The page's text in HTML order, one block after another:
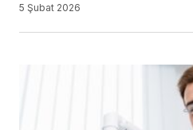
5 Şubat 2026